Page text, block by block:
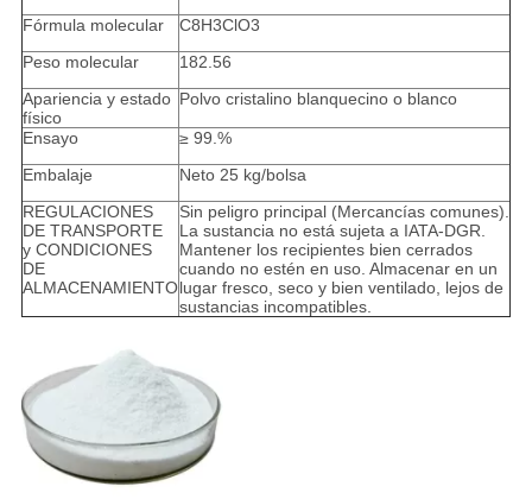
Fórmula molecular
C8H3ClO3
Peso molecular
182.56
Apariencia y estado
físico
Polvo cristalino blanquecino o blanco
Ensayo
≥ 99.%
Embalaje
Neto 25 kg/bolsa
REGULACIONES
DE TRANSPORTE
y CONDICIONES
DE
ALMACENAMIENTO
Sin peligro principal (Mercancías comunes).
La sustancia no está sujeta a IATA-DGR.
Mantener los recipientes bien cerrados
cuando no estén en uso. Almacenar en un
lugar fresco, seco y bien ventilado, lejos de
sustancias incompatibles.